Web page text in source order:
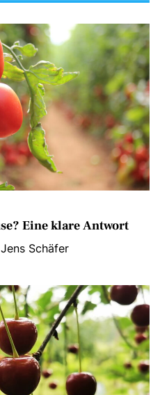
Eine klare Antwort
Jens Schäfer